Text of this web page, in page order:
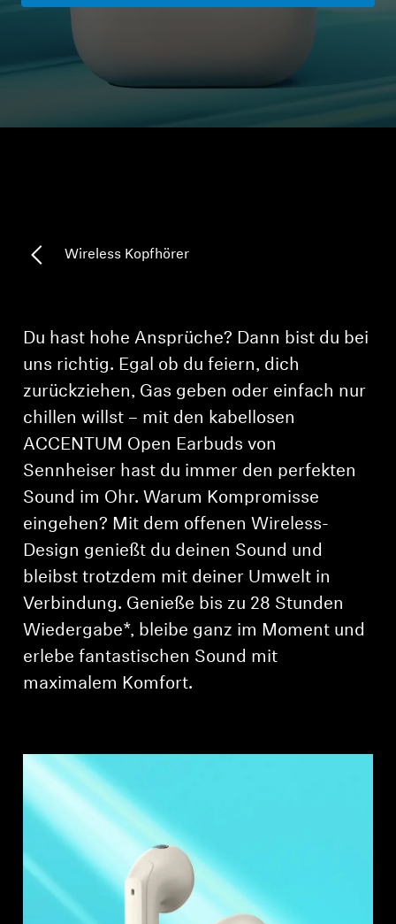
Kopfhörer-Ersatzteile & Zubehör
Soundbars
AMBEO Soundbars und Subs
AMBEO entdecken
AMBEO Ersatzteile & Zubehör
Entdecken
Über uns
Innovationen
Support
Professionell
Wireless Kopfhörer
Du hast hohe Ansprüche? Dann bist du bei
uns richtig. Egal ob du feiern, dich
zurückziehen, Gas geben oder einfach nur
chillen willst – mit den kabellosen
ACCENTUM Open Earbuds von
Sennheiser hast du immer den perfekten
Sound im Ohr. Warum Kompromisse
eingehen? Mit dem offenen Wireless-
Design genießt du deinen Sound und
bleibst trotzdem mit deiner Umwelt in
Verbindung. Genieße bis zu 28 Stunden
Wiedergabe*, bleibe ganz im Moment und
erlebe fantastischen Sound mit
maximalem Komfort.